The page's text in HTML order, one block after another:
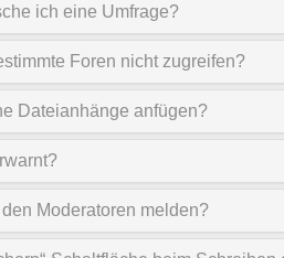
ich eine Umfrage?
Foren nicht zugreifen?
Dateianhänge anfügen?
Moderatoren melden?